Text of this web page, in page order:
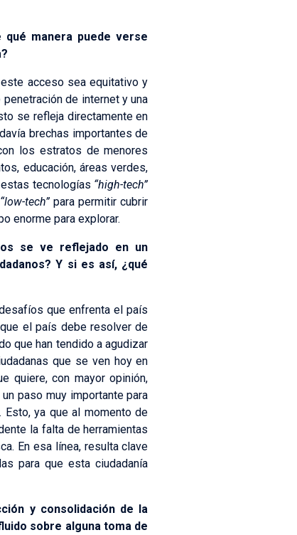
manera puede verse
acceso sea equitativo y
de internet y una
se refleja directamente en
brechas importantes de
los estratos de menores
educación, áreas verdes,
tecnologías “high-tech”
“low-tech”para permitir cubrir
enorme para explorar.
se ve reflejado en un
Y si es así, ¿qué
que enfrenta el país
el país debe resolver de
que han tendido a agudizar
que se ven hoy en
quiere, con mayor opinión,
paso muy importante para
Esto, ya que al momento de
la falta de herramientas
En esa línea, resulta clave
para que esta ciudadanía
y consolidación de la
sobre alguna toma de